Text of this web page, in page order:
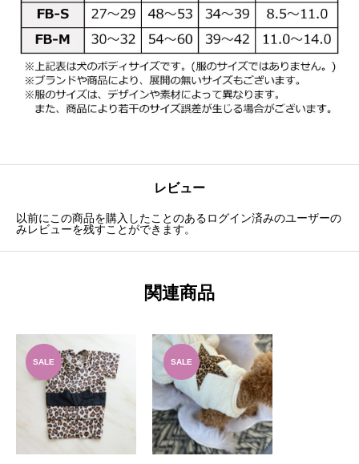
レビュー
以前にこの商品を購入したことのあるログイン済みのユーザーの
みレビューを残すことができます。
関連商品
SALE SALE